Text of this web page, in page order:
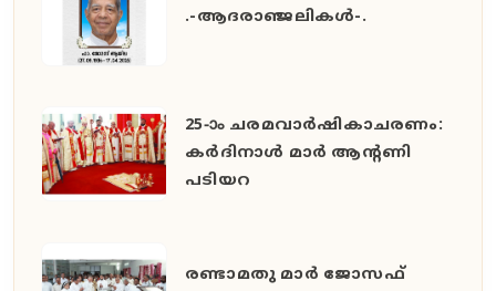
.-ആദരാഞ്ജലികൾ-.
25-ാം ചരമവാർഷികാചരണം:
കർദിനാൾ മാർ ആന്റണി
പടിയറ
രണ്ടാമതു മാർ ജോസഫ്